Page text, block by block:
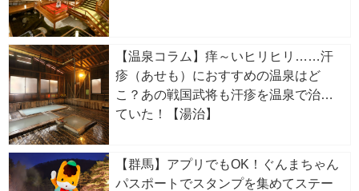
【温泉コラム】痒～いヒリヒリ……汗
疹（あせも）におすすめの温泉はど
こ？あの戦国武将も汗疹を温泉で治し
ていた！【湯治】
【群馬】アプリでもOK！ぐんまちゃん
パスポートでスタンプを集めてステー